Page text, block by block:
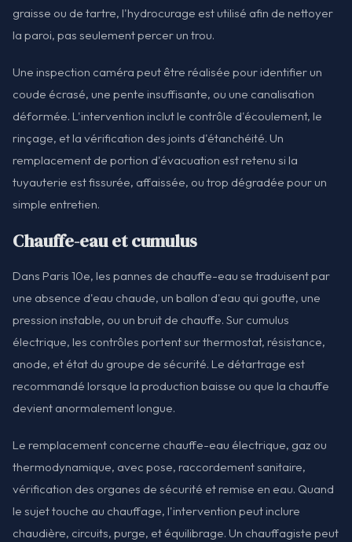
graisse ou de tartre, l'hydrocurage est utilisé afin de nettoyer
la paroi, pas seulement percer un trou.
Une inspection caméra peut être réalisée pour identifier un
coude écrasé, une pente insuffisante, ou une canalisation
déformée. L'intervention inclut le contrôle d'écoulement, le
rinçage, et la vérification des joints d'étanchéité. Un
remplacement de portion d'évacuation est retenu si la
tuyauterie est fissurée, affaissée, ou trop dégradée pour un
simple entretien.
Chauffe-eau et cumulus
Dans Paris 10e, les pannes de chauffe-eau se traduisent par
une absence d'eau chaude, un ballon d'eau qui goutte, une
pression instable, ou un bruit de chauffe. Sur cumulus
électrique, les contrôles portent sur thermostat, résistance,
anode, et état du groupe de sécurité. Le détartrage est
recommandé lorsque la production baisse ou que la chauffe
devient anormalement longue.
Le remplacement concerne chauffe-eau électrique, gaz ou
thermodynamique, avec pose, raccordement sanitaire,
vérification des organes de sécurité et remise en eau. Quand
le sujet touche au chauffage, l'intervention peut inclure
chaudière, circuits, purge, et équilibrage. Un chauffagiste peut